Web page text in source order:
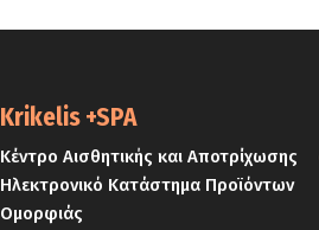
Krikelis +SPA
Κέντρο Αισθητικής και Αποτρίχωσης
Ηλεκτρονικό Κατάστημα Προϊόντων
Ομορφιάς